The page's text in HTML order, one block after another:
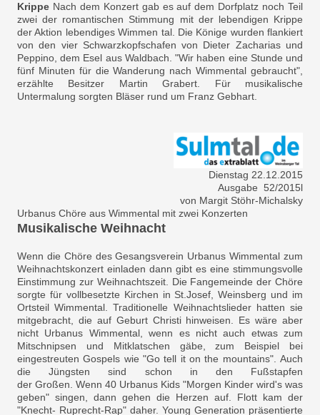
Krippe Nach dem Konzert gab es auf dem Dorfplatz noch Teil
zwei der romantischen Stimmung mit der lebendigen Krippe
der Aktion lebendiges Wimmen tal. Die Könige wurden flankiert
von den vier Schwarzkopfschafen von Dieter Zacharias und
Peppino, dem Esel aus Waldbach. "Wir haben eine Stunde und
fünf Minuten für die Wanderung nach Wimmental gebraucht",
erzählte Besitzer Martin Grabert. Für musikalische
Untermalung sorgten Bläser rund um Franz Gebhart.
Dienstag 22.12.2015
Ausgabe 52/2015l
von Margit Stöhr-Michalsky
Urbanus Chöre aus Wimmental mit zwei Konzerten
Musikalische Weihnacht
Wenn die Chöre des Gesangsverein Urbanus Wimmental zum
Weihnachtskonzert einladen dann gibt es eine stimmungsvolle
Einstimmung zur Weihnachtszeit. Die Fangemeinde der Chöre
sorgte für vollbesetzte Kirchen in St.Josef, Weinsberg und im
Ortsteil Wimmental. Traditionelle Weihnachtslieder hatten sie
mitgebracht, die auf Geburt Christi hinweisen. Es wäre aber
nicht Urbanus Wimmental, wenn es nicht auch etwas zum
Mitschnipsen und Mitklatschen gäbe, zum Beispiel bei
eingestreuten Gospels wie "Go tell it on the mountains". Auch
die Jüngsten sind schon in den Fußstapfen
der Großen. Wenn 40 Urbanus Kids "Morgen Kinder wird's was
geben" singen, dann gehen die Herzen auf. Flott kam der
"Knecht- Ruprecht-Rap" daher. Young Generation präsentierte